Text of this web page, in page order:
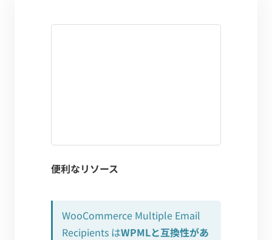
便利なリソース
WooCommerce Multiple Email
Recipients はWPMLと互換性があ